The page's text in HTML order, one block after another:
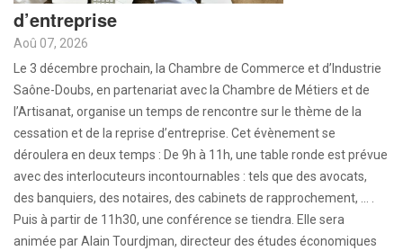
d’entreprise
Aoû 07, 2026
Le 3 décembre prochain, la Chambre de Commerce et d’Industrie
Saône-Doubs, en partenariat avec la Chambre de Métiers et de
l’Artisanat, organise un temps de rencontre sur le thème de la
cessation et de la reprise d’entreprise. Cet évènement se
déroulera en deux temps : De 9h à 11h, une table ronde est prévue
avec des interlocuteurs incontournables : tels que des avocats,
des banquiers, des notaires, des cabinets de rapprochement, … .
Puis à partir de 11h30, une conférence se tiendra. Elle sera
animée par Alain Tourdjman, directeur des études économiques